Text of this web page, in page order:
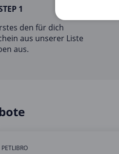
1
den für dich
aus unserer Liste
aus.
PETLIBRO